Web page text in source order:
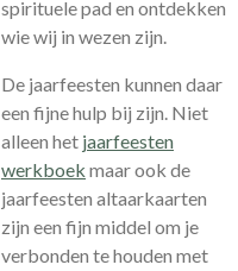
spirituele pad en ontdekken
wie wij in wezen zijn.
De jaarfeesten kunnen daar
een fijne hulp bij zijn. Niet
alleen het jaarfeesten
werkboek maar ook de
jaarfeesten altaarkaarten
zijn een fijn middel om je
verbonden te houden met